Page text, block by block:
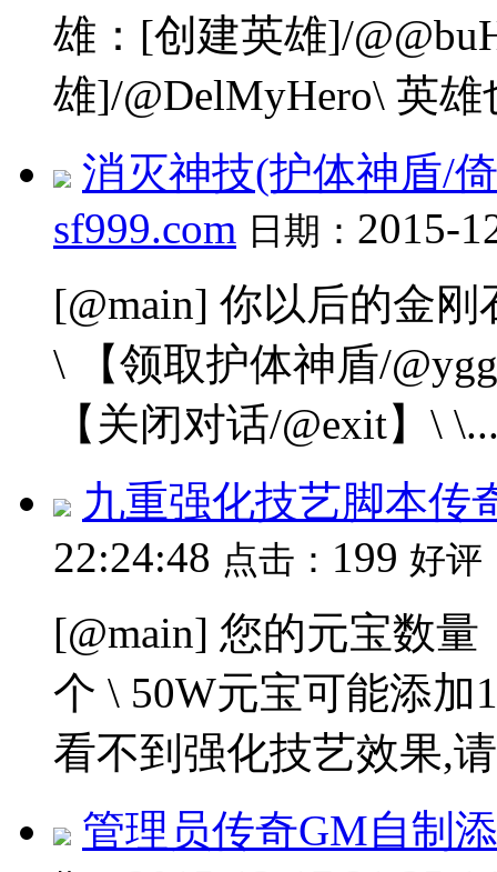
雄：[创建英雄]/
雄]/@DelMyHero\ 英
消灭神技(护体神盾/
sf999.com 日期： 2015-
[@main] 你以后的金
\ 【领取护体神盾/
【关闭对话/@exit】\
九重强化技艺脚本传
22:24:48 点击： 199 好评
[@main] 您的元宝数量
个 \ 50W元宝可能添加
看不到强化技艺效果,
管理员传奇GM自制